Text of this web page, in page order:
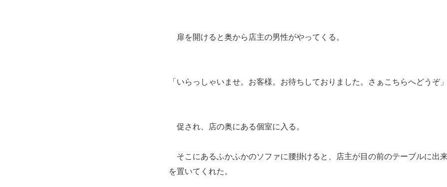
扉を開けると奥から店主の男性がやってくる。
「いらっしゃいませ。お客様。お待ちしておりました。さぁこちらへどうぞ」
促され、店の奥にある個室に入る。
そこにあるふかふかのソファに腰掛けると、店主が目の前のテーブルに出
を置いてくれた。